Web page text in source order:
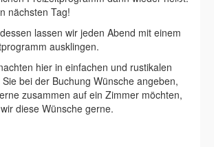
nächsten Tag!
lassen wir jeden Abend mit einem
ausklingen.
hier in einfachen und rustikalen
bei der Buchung Wünsche angeben,
zusammen auf ein Zimmer möchten,
diese Wünsche gerne.